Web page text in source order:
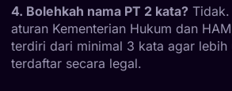
4. Bolehkah nama PT 2 kata?
aturan Kementerian Hukum dan
terdiri dari minimal 3 kata agar lebih
terdaftar secara legal.